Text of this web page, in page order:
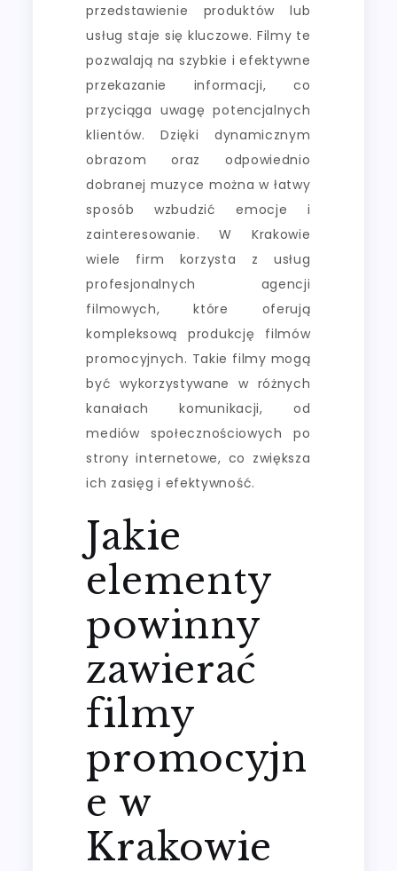
przedstawienie produktów lub
usług staje się kluczowe. Filmy te
pozwalają na szybkie i efektywne
przekazanie informacji, co
przyciąga uwagę potencjalnych
klientów. Dzięki dynamicznym
obrazom oraz odpowiednio
dobranej muzyce można w łatwy
sposób wzbudzić emocje i
zainteresowanie. W Krakowie
wiele firm korzysta z usług
profesjonalnych agencji
filmowych, które oferują
kompleksową produkcję filmów
promocyjnych. Takie filmy mogą
być wykorzystywane w różnych
kanałach komunikacji, od
mediów społecznościowych po
strony internetowe, co zwiększa
ich zasięg i efektywność.
Jakie
elementy
powinny
zawierać
filmy
promocyjn
e w
Krakowie